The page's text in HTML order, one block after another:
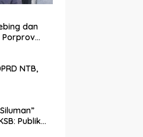
dan
Porprov
NTB,
Publik